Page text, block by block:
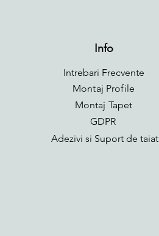
Info
Intrebari Frecvente
Montaj Profile
Montaj Tapet
GDPR
Adezivi si Suport de taiat